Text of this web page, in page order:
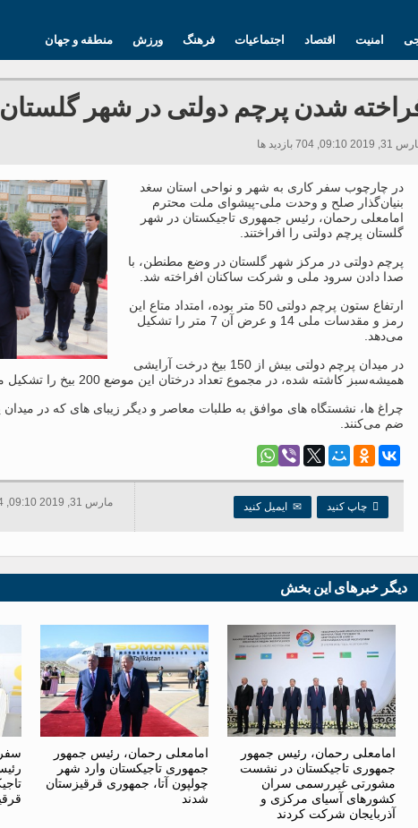
منطقه و جهان ورزش فرهنگ اجتماعیات اقتصاد امنیت
شدن پرچم دولتی در شهر گلستان
09:10, 704 بازدید ها
در چارچوب سفر کاری به شهر و نواحی استان سغد
بنیان‌گذار صلح و وحدت ملی-پیشوای ملت محترم
امامعلی رحمان، رئیس جمهوری تاجیکستان در شهر
گلستان پرچم دولتی را افراختند.
پرچم دولتی در مرکز شهر گلستان در وضع مطنطن، با
صدا دادن سرود ملی و شرکت ساکنان افراخته شد.
ارتفاع ستون پرچم دولتی 50 متر بوده، امتداد متاع این
رمز و مقدسات ملی 14 و عرض آن 7 متر را تشکیل
می‌دهد.
در میدان پرچم دولتی بیش از 150 بیخ درخت آرایشی
همیشه‌سبز کاشته شده، در مجموع تعداد درختان این موضع 200 بیخ را تشکیل می‌دهد.
چراغ ها، نشستگاه های موافق به طلبات معاصر و دیگر زیبای های که در
ضم می‌کنند.
 چاپ کنید ✉ ایمیل کنید مارس 31, 2019 09:10, 704 بازدید ها
دیگر خبرهای این بخش
امامعلی رحمان، رئیس جمهور
جمهوری تاجیکستان در نشست
مشورتی غیررسمی سران
کشورهای آسیای مرکزی و
آذربایجان شرکت کردند
امامعلی رحمان، رئیس جمهور
جمهوری تاجیکستان وارد شهر
چولپون آتا، جمهوری قرقیزستان
شدند